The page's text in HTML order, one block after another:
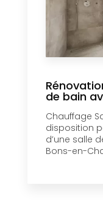
de bain
Chauffage
disposition
d’une salle
Bons-en-